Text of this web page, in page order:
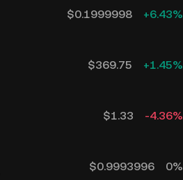
$0.1999998 +6.43%
$369.75 +1.45%
$1.33 -4.36%
$0.9993996 0%